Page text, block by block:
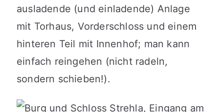
ausladende (und einladende) Anlage
mit Torhaus, Vorderschloss und einem
hinteren Teil mit Innenhof; man kann
einfach reingehen (nicht radeln,
sondern schieben!).